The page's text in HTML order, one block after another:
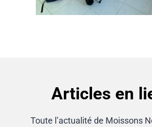
Articles en
Toute l’actualité de Moissons